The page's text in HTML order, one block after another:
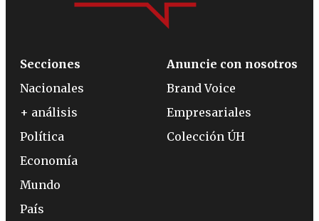
Secciones
Nacionales
+ análisis
Política
Economía
Mundo
País
Anuncie con nosotros
Brand Voice
Empresariales
Colección ÚH